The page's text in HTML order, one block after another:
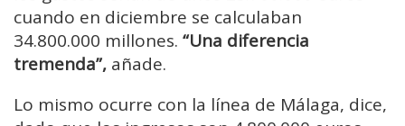
cuando en diciembre se calculaban
34.800.000 millones. “Una diferencia
tremenda”, añade.
Lo mismo ocurre con la línea de Málaga, dice,